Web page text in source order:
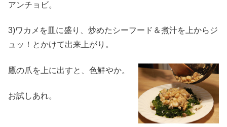
アンチョビ。
3)ワカメを皿に盛り、炒めたシーフード＆煮汁を上からジ
ュッ！とかけて出来上がり。
鷹の爪を 上に出すと、色鮮やか。
お試しあれ。